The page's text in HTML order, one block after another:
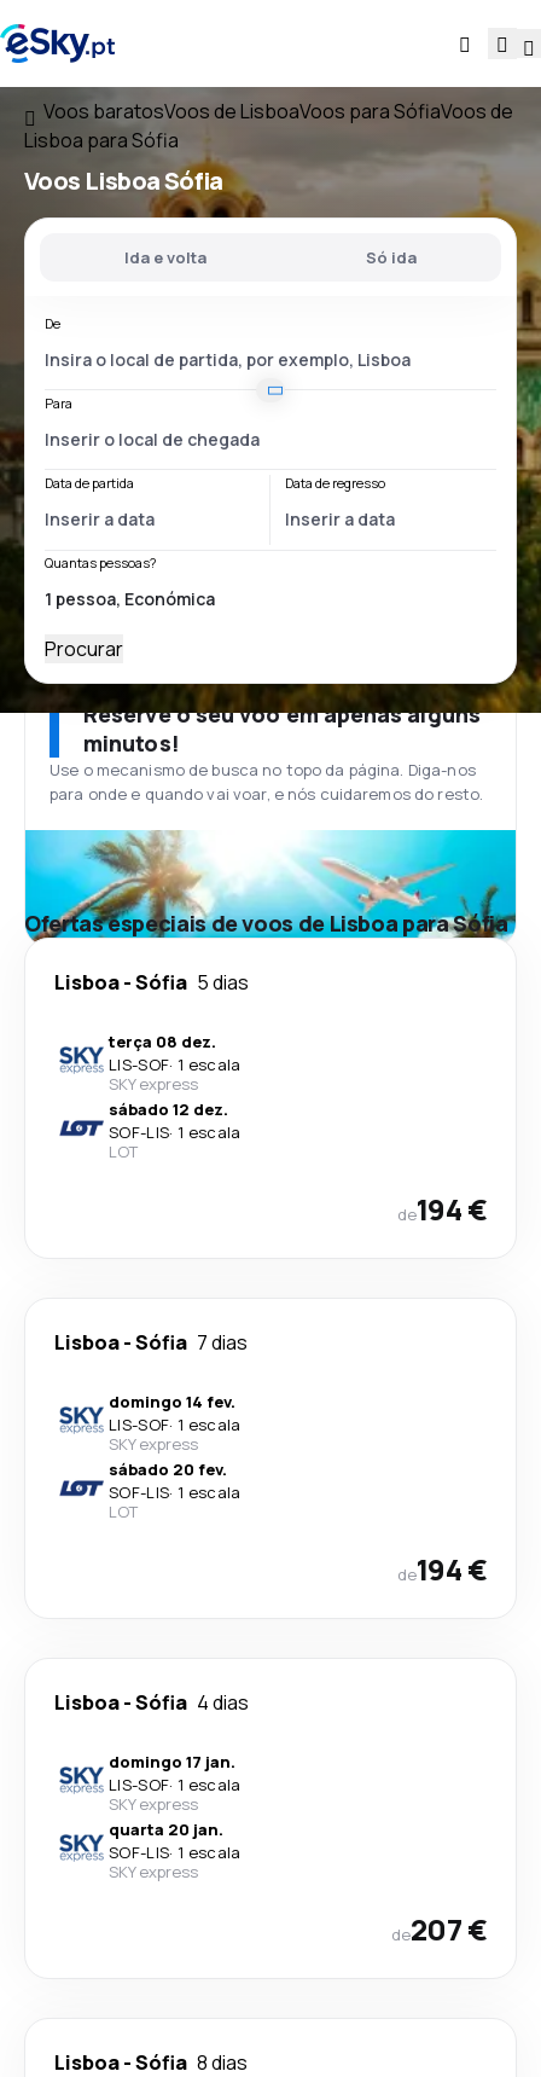
Voos baratosVoos de LisboaVoos para SófiaVoos de
Lisboa para Sófia
Voos Lisboa Sófia
Ida e volta Só ida
De
Para
Data de partida Data de regresso
Quantas pessoas?
Procurar
Reserve o seu voo em apenas alguns
minutos!
Use o mecanismo de busca no topo da página. Diga-nos
para onde e quando vai voar, e nós cuidaremos do resto.
Ofertas especiais de voos de Lisboa para Sófia
Lisboa-Sófia 5 dias
terça 08 dez.
LIS-SOF· 1 escala
SKY express
sábado 12 dez.
SOF-LIS· 1 escala
LOT
de194 €
Lisboa-Sófia 7 dias
domingo 14 fev.
LIS-SOF· 1 escala
SKY express
sábado 20 fev.
SOF-LIS· 1 escala
LOT
de194 €
Lisboa-Sófia 4 dias
domingo 17 jan.
LIS-SOF· 1 escala
SKY express
quarta 20 jan.
SOF-LIS· 1 escala
SKY express
de207 €
Lisboa-Sófia 8 dias